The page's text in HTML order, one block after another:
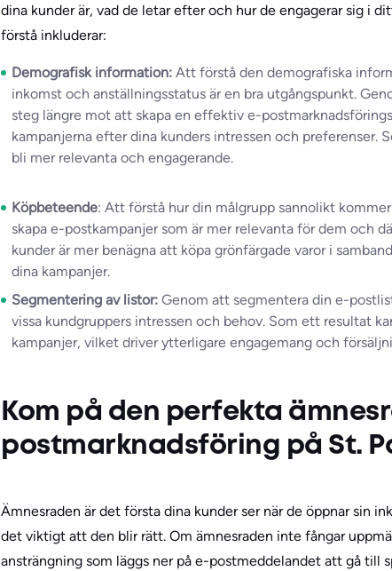
dina kunder är, vad de letar efter och hur de engagerar sig i
förstå inkluderar:
Demografisk information: Att förstå den demografiska
inkomst och anställningsstatus är en bra utgångspunkt.
steg längre mot att skapa en effektiv e-
kampanjerna efter dina kunders intressen och
bli mer relevanta och engagerande.
Köpbeteende: Att förstå hur din målgrupp sannolikt
skapa e-postkampanjer som är mer relevanta för dem och
kunder är mer benägna att köpa grönfärgade varor i
dina kampanjer.
Segmentering av listor: Genom att segmentera din e-
vissa kundgruppers intressen och behov. Som ett resultat
kampanjer, vilket driver ytterligare engagemang och
Kom på den perfekta
postmarknadsföring på St.
Ämnesraden är det första dina kunder ser när de öppnar sin
det viktigt att den blir rätt. Om ämnesraden inte fångar
ansträngning som läggs ner på e-postmeddelandet att gå till